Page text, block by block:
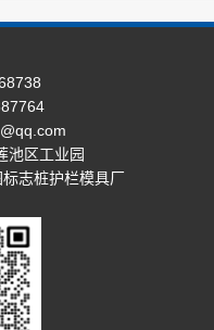
池区工业园
志桩护栏模具厂